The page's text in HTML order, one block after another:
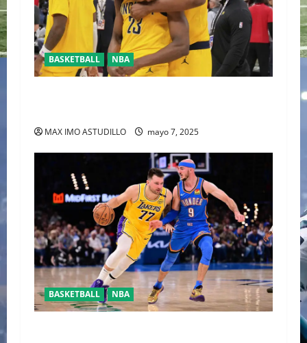
BASKETBALL NBA
MAX IMO ASTUDILLO mayo 7, 2025
BASKETBALL NBA